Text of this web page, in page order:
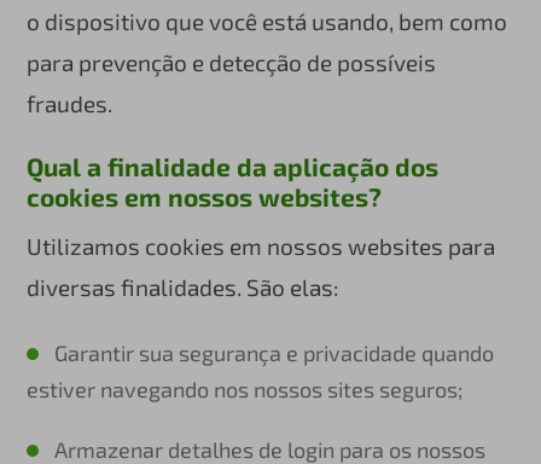
o dispositivo que você está usando, bem como
para prevenção e detecção de possíveis
fraudes.
Qual a finalidade da aplicação dos
cookies em nossos websites?
Utilizamos cookies em nossos websites para
diversas finalidades. São elas:
Garantir sua segurança e privacidade quando
estiver navegando nos nossos sites seguros;
Armazenar detalhes de login para os nossos